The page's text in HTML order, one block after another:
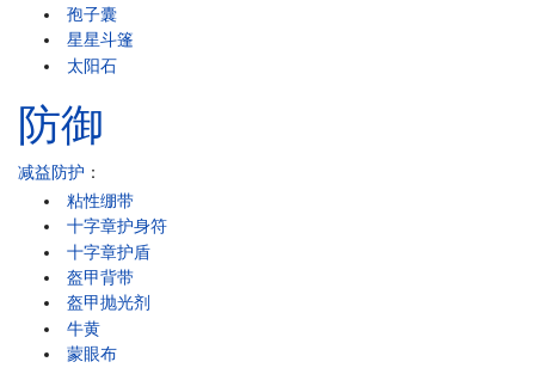
孢子囊
星星斗篷
太阳石
防御
减益防护 ：
粘性绷带
十字章护身符
十字章护盾
盔甲背带
盔甲抛光剂
牛黄
蒙眼布